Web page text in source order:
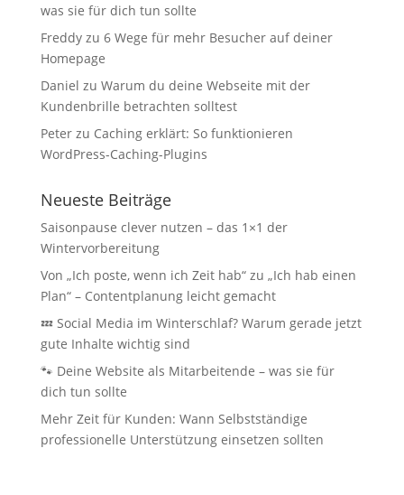
was sie für dich tun sollte
Freddyzu 6 Wege für mehr Besucher auf deiner
Homepage
Daniel zu Warum du deine Webseite mit der
Kundenbrille betrachten solltest
Peterzu Caching erklärt: So funktionieren
WordPress-Caching-Plugins
Neueste Beiträge
Saisonpause clever nutzen – das 1×1 der
Wintervorbereitung
Von „Ich poste, wenn ich Zeit hab“ zu „Ich hab einen
Plan“ – Contentplanung leicht gemacht
💤 Social Media im Winterschlaf? Warum gerade jetzt
gute Inhalte wichtig sind
🐾 Deine Website als Mitarbeitende – was sie für
dich tun sollte
Mehr Zeit für Kunden: Wann Selbstständige
professionelle Unterstützung einsetzen sollten